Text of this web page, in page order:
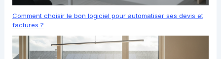
Comment choisir le bon logiciel pour automatiser ses devis et
factures ?